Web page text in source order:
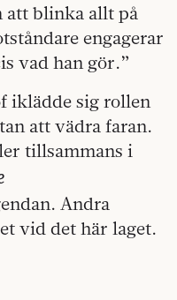
blinka allt på
engagerar
vad han gör.”
iklädde sig rollen
att vädra faran.
tillsammans i
Andra
vid det här laget.